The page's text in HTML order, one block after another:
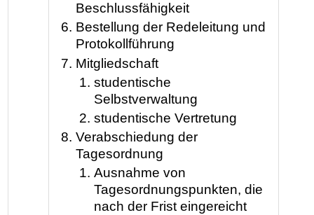
Beschlussfähigkeit
Bestellung der Redeleitung und
Protokollführung
Mitgliedschaft
studentische
Selbstverwaltung
studentische Vertretung
Verabschiedung der
Tagesordnung
Ausnahme von
Tagesordnungspunkten, die
nach der Frist eingereicht